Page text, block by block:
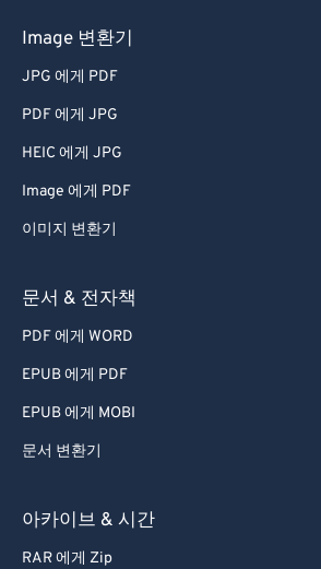
Image 변환기
JPG 에게 PDF
PDF 에게 JPG
HEIC 에게 JPG
Image 에게 PDF
이미지 변환기
문서 & 전자책
PDF 에게 WORD
EPUB 에게 PDF
EPUB 에게 MOBI
문서 변환기
아카이브 & 시간
RAR 에게 Zip